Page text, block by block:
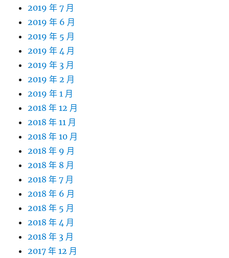
2019 年 7 月
2019 年 6 月
2019 年 5 月
2019 年 4 月
2019 年 3 月
2019 年 2 月
2019 年 1 月
2018 年 12 月
2018 年 11 月
2018 年 10 月
2018 年 9 月
2018 年 8 月
2018 年 7 月
2018 年 6 月
2018 年 5 月
2018 年 4 月
2018 年 3 月
2017 年 12 月